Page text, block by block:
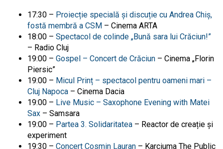
17:30 – Proiecție specială și discuție cu Andrea Chiș,
fostă membră a CSM – Cinema ARTA
18:00 – Spectacol de colinde „Bună sara lui Crăciun!”
– Radio Cluj
19:00 – Gospel – Concert de Crăciun – Cinema „Florin
Piersic”
19:00 – Micul Prinț – spectacol pentru oameni mari –
Cluj Napoca – Cinema Dacia
19:00 – Live Music – Saxophone Evening with Matei
Sax – Samsara
19:00 – Partea 3. Solidaritatea – Reactor de creație și
experiment
19:30 – Concert Cosmin Lauran – Karciuma The Public